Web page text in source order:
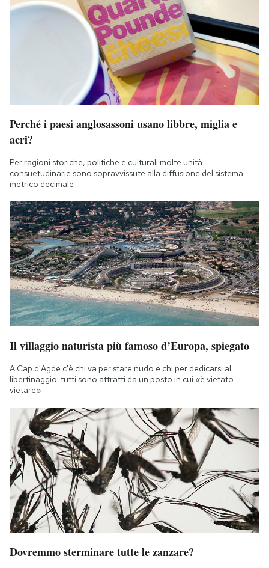
Perché i paesi anglosassoni usano libbre, miglia e
acri?
Per ragioni storiche, politiche e culturali molte unità
consuetudinarie sono sopravvissute alla diffusione del sistema
metrico decimale
Il villaggio naturista più famoso d’Europa, spiegato
A Cap d'Agde c'è chi va per stare nudo e chi per dedicarsi al
libertinaggio: tutti sono attratti da un posto in cui «è vietato
vietare»
Dovremmo sterminare tutte le zanzare?